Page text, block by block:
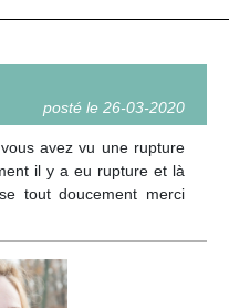
posté le 26-03-2020
avez vu une rupture
il y a eu rupture et là
tout doucement merci